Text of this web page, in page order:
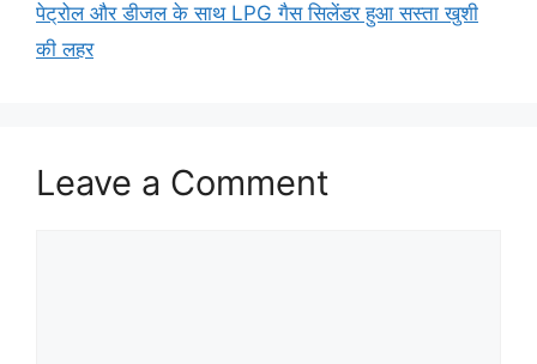
पेट्रोल और डीजल के साथ LPG गैस सिलेंडर हुआ सस्ता खुशी
की लहर
Leave a Comment